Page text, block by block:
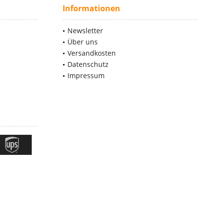
Informationen
Newsletter
Über uns
Versandkosten
Datenschutz
Impressum